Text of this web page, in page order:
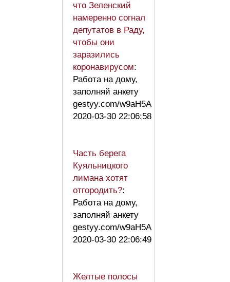
что Зеленский
намеренно согнал
депутатов в Раду,
чтобы они
заразились
коронавирусом:
Работа на дому,
заполняй анкету
gestyy.com/w9aH5A
2020-03-30 22:06:58
Часть берега
Куяльницкого
лимана хотят
отгородить?:
Работа на дому,
заполняй анкету
gestyy.com/w9aH5A
2020-03-30 22:06:49
Желтые полосы